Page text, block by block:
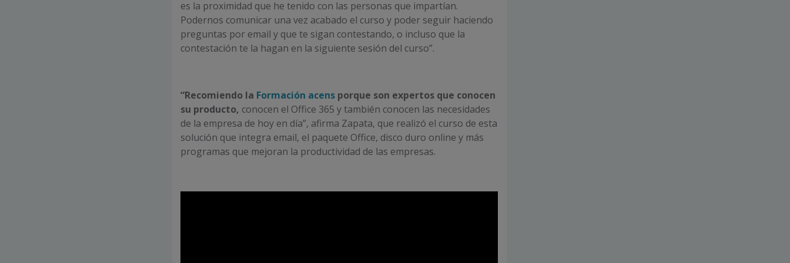
es la proximidad que he tenido con las personas que impartían.
Podernos comunicar una vez acabado el curso y poder seguir haciendo
preguntas por email y que te sigan contestando, o incluso que la
contestación te la hagan en la siguiente sesión del curso”.
“Recomiendo la Formación acens porque son expertos que conocen
su producto, conocen el Office 365 y también conocen las necesidades
de la empresa de hoy en día”, afirma Zapata, que realizó el curso de esta
solución que integra email, el paquete Office, disco duro online y más
programas que mejoran la productividad de las empresas.